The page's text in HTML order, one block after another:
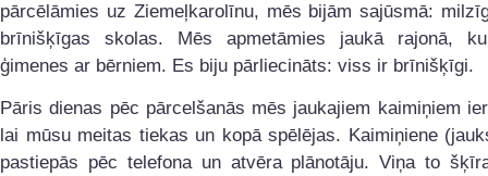
pārcēlāmies uz Ziemeļkarolīnu, mēs bijām sajūsmā:
brīnišķīgas skolas. Mēs apmetāmies jaukā rajonā,
ģimenes ar bērniem. Es biju pārliecināts: viss ir brīnišķīgi.
Pāris dienas pēc pārcelšanās mēs jaukajiem kaimiņiem
lai mūsu meitas tiekas un kopā spēlējas. Kaimiņiene
pastiepās pēc telefona un atvēra plānotāju. Viņa to